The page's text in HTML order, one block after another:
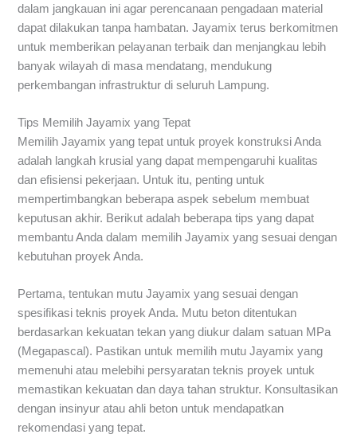
dalam jangkauan ini agar perencanaan pengadaan material
dapat dilakukan tanpa hambatan. Jayamix terus berkomitmen
untuk memberikan pelayanan terbaik dan menjangkau lebih
banyak wilayah di masa mendatang, mendukung
perkembangan infrastruktur di seluruh Lampung.
Tips Memilih Jayamix yang Tepat
Memilih Jayamix yang tepat untuk proyek konstruksi Anda
adalah langkah krusial yang dapat mempengaruhi kualitas
dan efisiensi pekerjaan. Untuk itu, penting untuk
mempertimbangkan beberapa aspek sebelum membuat
keputusan akhir. Berikut adalah beberapa tips yang dapat
membantu Anda dalam memilih Jayamix yang sesuai dengan
kebutuhan proyek Anda.
Pertama, tentukan mutu Jayamix yang sesuai dengan
spesifikasi teknis proyek Anda. Mutu beton ditentukan
berdasarkan kekuatan tekan yang diukur dalam satuan MPa
(Megapascal). Pastikan untuk memilih mutu Jayamix yang
memenuhi atau melebihi persyaratan teknis proyek untuk
memastikan kekuatan dan daya tahan struktur. Konsultasikan
dengan insinyur atau ahli beton untuk mendapatkan
rekomendasi yang tepat.